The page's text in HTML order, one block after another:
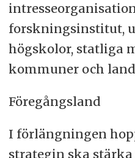
forskningsinstitut,
högskolor, statliga
kommuner och
Föregångsland
I förlängningen
strategin ska stärka